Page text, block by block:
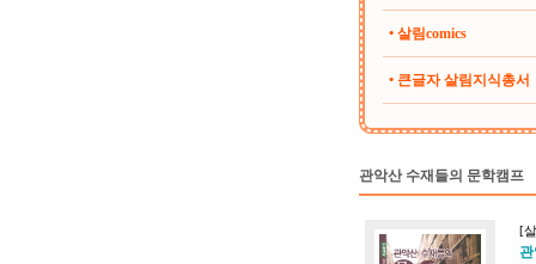
• 살림comics
• 큰글자 살림지식총서
관악산 수재들의 문학캠프
[
관